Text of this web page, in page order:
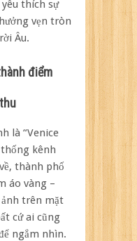
thích sự
vẹn tròn
Âu.
điểm
là “Venice
thống kênh
thành phố
áo vàng –
ảnh trên mặt
cứ ai cũng
ngắm nhìn.